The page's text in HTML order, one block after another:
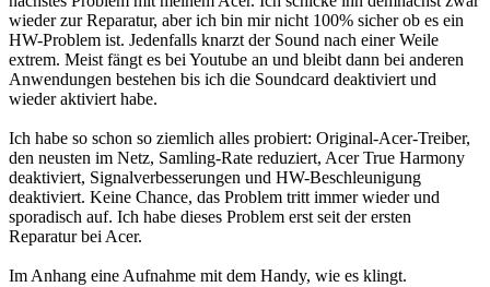
wieder zur Reparatur, aber ich bin mir nicht 100% sicher ob es ein
HW-Problem ist. Jedenfalls knarzt der Sound nach einer Weile
extrem. Meist fängt es bei Youtube an und bleibt dann bei anderen
Anwendungen bestehen bis ich die Soundcard deaktiviert und
wieder aktiviert habe.
Ich habe so schon so ziemlich alles probiert: Original-Acer-Treiber,
den neusten im Netz, Samling-Rate reduziert, Acer True Harmony
deaktiviert, Signalverbesserungen und HW-Beschleunigung
deaktiviert. Keine Chance, das Problem tritt immer wieder und
sporadisch auf. Ich habe dieses Problem erst seit der ersten
Reparatur bei Acer.
Im Anhang eine Aufnahme mit dem Handy, wie es klingt.